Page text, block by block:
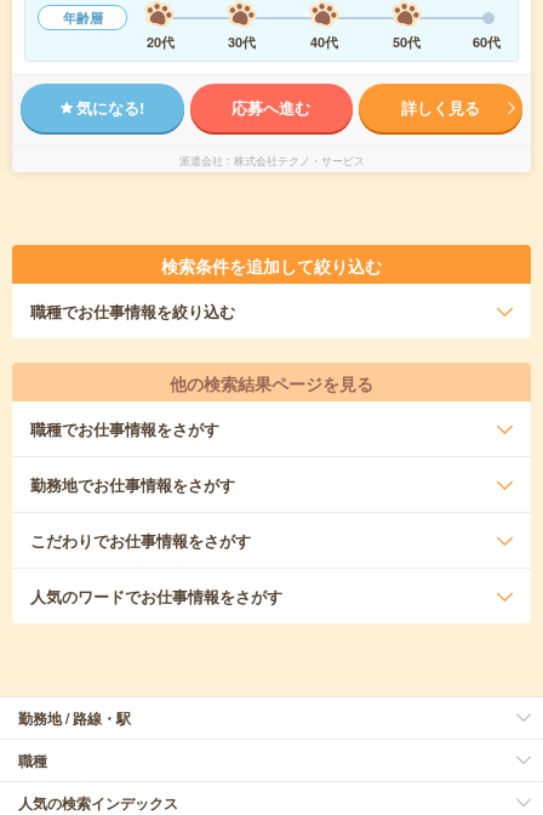
年齢層
20代
30代 40代 50代 60代
気になる! 応募へ進む 詳しく見る
派遣会社 株式会社テクノ・サービス
検索条件を追加して絞り込む
職種でお仕事情報を絞り込む
他の検索結果ページを見る
職種でお仕事情報をさがす
勤務地でお仕事情報をさがす
こだわりでお仕事情報をさがす
人気のワードでお仕事情報をさがす
勤務地 / 路線・駅
職種
人気の検索インデックス